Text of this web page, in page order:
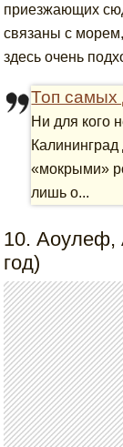
приезжающих
связаны с
здесь очень
Топ самых
Ни для кого
«мокрыми»
лишь о...
10. Аоулеф,
год)